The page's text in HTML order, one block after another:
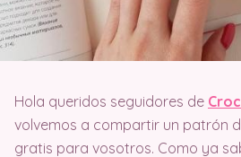
Hola queridos seguidores de
volvemos a compartir un patrón
gratis para vosotros. Como ya